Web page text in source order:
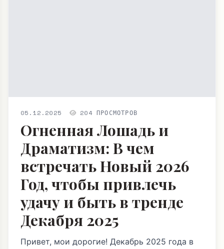
05.12.2025 204 ПРОСМОТРОВ
Огненная Лошадь и
Драматизм: В чем
встречать Новый 2026
Год, чтобы привлечь
удачу и быть в тренде
Декабря 2025
Привет, мои дорогие! Декабрь 2025 года в